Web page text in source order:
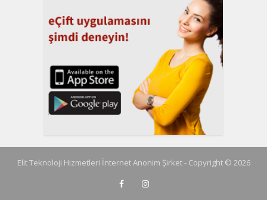
Elit Teknoloji Hizmetleri İnternet Anonim Şirket - Copyright © 2026